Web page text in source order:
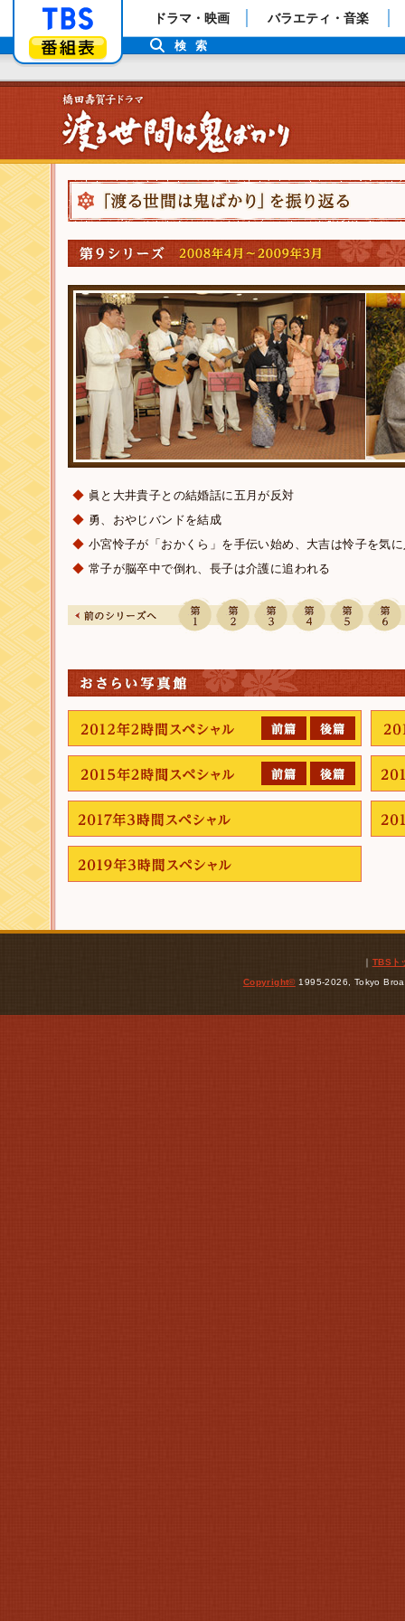
「TBSテレビ」トップページ
番組表
ドラマ・映画 バラエティ・音楽
検索
◆ 眞と大井貴子との結婚話に五月が反対
◆ 勇、おやじバンドを結成
◆ 小宮怜子が「おかくら」を手伝い始め、大吉は怜子を気
◆ 常子が脳卒中で倒れ、長子は介護に追われる
｜ TBSト
Copyright© 1995-2026, Tokyo